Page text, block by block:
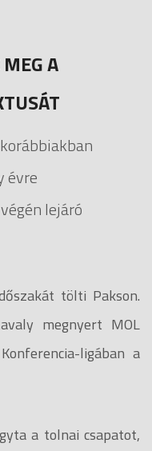
A
évre
lejáró
tölti Pakson.
megnyert MOL
ligában a
a tolnai csapatot,